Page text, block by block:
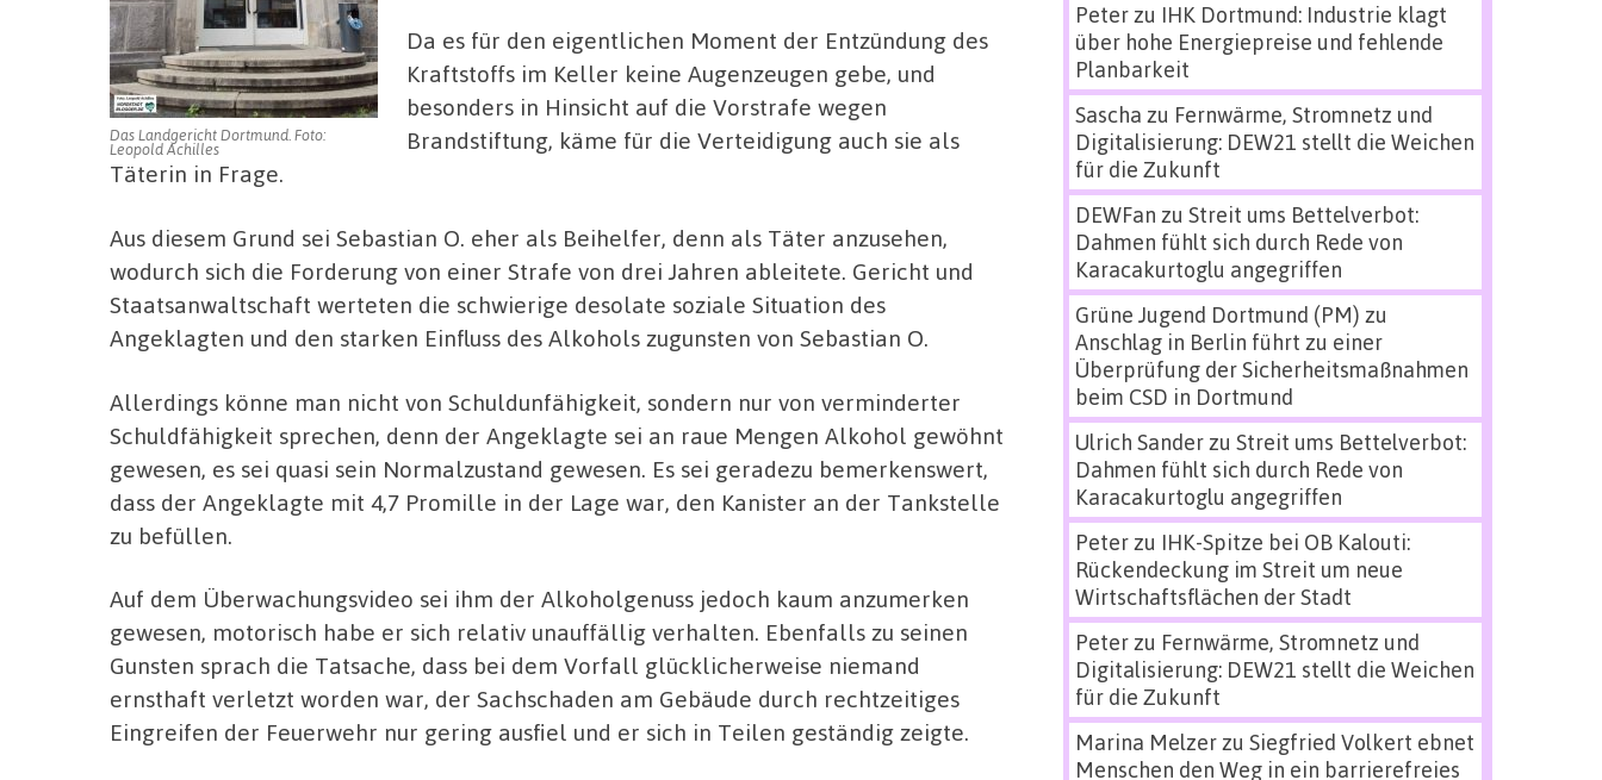
Das Landgericht Dortmund. Foto:
Leopold Achilles
Da es für den eigentlichen Moment der Entzündung des
Kraftstoffs im Keller keine Augenzeugen gebe, und
besonders in Hinsicht auf die Vorstrafe wegen
Brandstiftung, käme für die Verteidigung auch sie als
Täterin in Frage.
Aus diesem Grund sei Sebastian O. eher als Beihelfer, denn als Täter anzusehen,
wodurch sich die Forderung von einer Strafe von drei Jahren ableitete. Gericht und
Staatsanwaltschaft werteten die schwierige desolate soziale Situation des
Angeklagten und den starken Einfluss des Alkohols zugunsten von Sebastian O.
Allerdings könne man nicht von Schuldunfähigkeit, sondern nur von verminderter
Schuldfähigkeit sprechen, denn der Angeklagte sei an raue Mengen Alkohol gewöhnt
gewesen, es sei quasi sein Normalzustand gewesen. Es sei geradezu bemerkenswert,
dass der Angeklagte mit 4,7 Promille in der Lage war, den Kanister an der Tankstelle
zu befüllen.
Auf dem Überwachungsvideo sei ihm der Alkoholgenuss jedoch kaum anzumerken
gewesen, motorisch habe er sich relativ unauffällig verhalten. Ebenfalls zu seinen
Gunsten sprach die Tatsache, dass bei dem Vorfall glücklicherweise niemand
ernsthaft verletzt worden war, der Sachschaden am Gebäude durch rechtzeitiges
Eingreifen der Feuerwehr nur gering ausfiel und er sich in Teilen geständig zeigte.
Peterzu IHK Dortmund: Industrie klagt
über hohe Energiepreise und fehlende
Planbarkeit
Sascha zu Fernwärme, Stromnetz und
Digitalisierung: DEW21 stellt die Weichen
für die Zukunft
DEWFan zu Streit ums Bettelverbot:
Dahmen fühlt sich durch Rede von
Karacakurtoglu angegriffen
Grüne Jugend Dortmund (PM) zu
Anschlag in Berlin führt zu einer
Überprüfung der Sicherheitsmaßnahmen
beim CSD in Dortmund
Ulrich Sanderzu Streit ums Bettelverbot:
Dahmen fühlt sich durch Rede von
Karacakurtoglu angegriffen
Peterzu IHK-Spitze bei OB Kalouti:
Rückendeckung im Streit um neue
Wirtschaftsflächen der Stadt
Peterzu Fernwärme, Stromnetz und
Digitalisierung: DEW21 stellt die Weichen
für die Zukunft
Marina Melzerzu Siegfried Volkert ebnet
Menschen den Weg in ein barrierefreies